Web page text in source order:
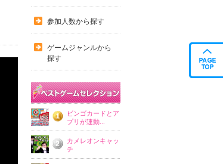
参加人数から探す
ゲームジャンルから
探す